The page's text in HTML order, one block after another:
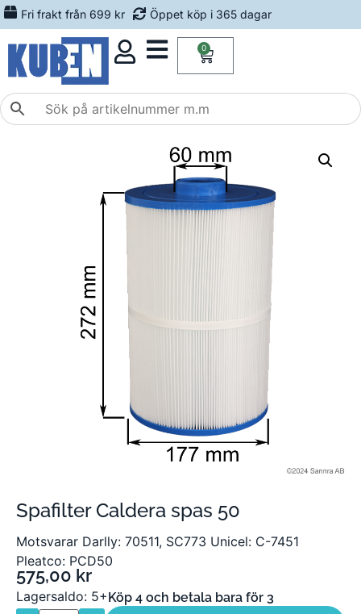
Fri frakt från 699 kr Öppet köp i 365 dagar
0
Spafilter Caldera spas 50
Motsvarar Darlly: 70511, SC773 Unicel: C-7451
Pleatco: PCD50
575,00 kr
Lagersaldo: 5+Köp 4 och betala bara för 3